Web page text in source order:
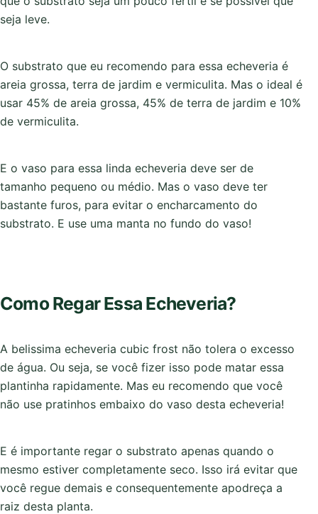
seja leve.
O substrato que eu recomendo para essa echeveria é
areia grossa, terra de jardim e vermiculita. Mas o ideal é
usar 45% de areia grossa, 45% de terra de jardim e 10%
de vermiculita.
E o vaso para essa linda echeveria deve ser de
tamanho pequeno ou médio. Mas o vaso deve ter
bastante furos, para evitar o encharcamento do
substrato. E use uma manta no fundo do vaso!
Como Regar Essa Echeveria?
A belissima echeveria cubic frost não tolera o excesso
de água. Ou seja, se você fizer isso pode matar essa
plantinha rapidamente. Mas eu recomendo que você
não use pratinhos embaixo do vaso desta echeveria!
E é importante regar o substrato apenas quando o
mesmo estiver completamente seco. Isso irá evitar que
você regue demais e consequentemente apodreça a
raiz desta planta.